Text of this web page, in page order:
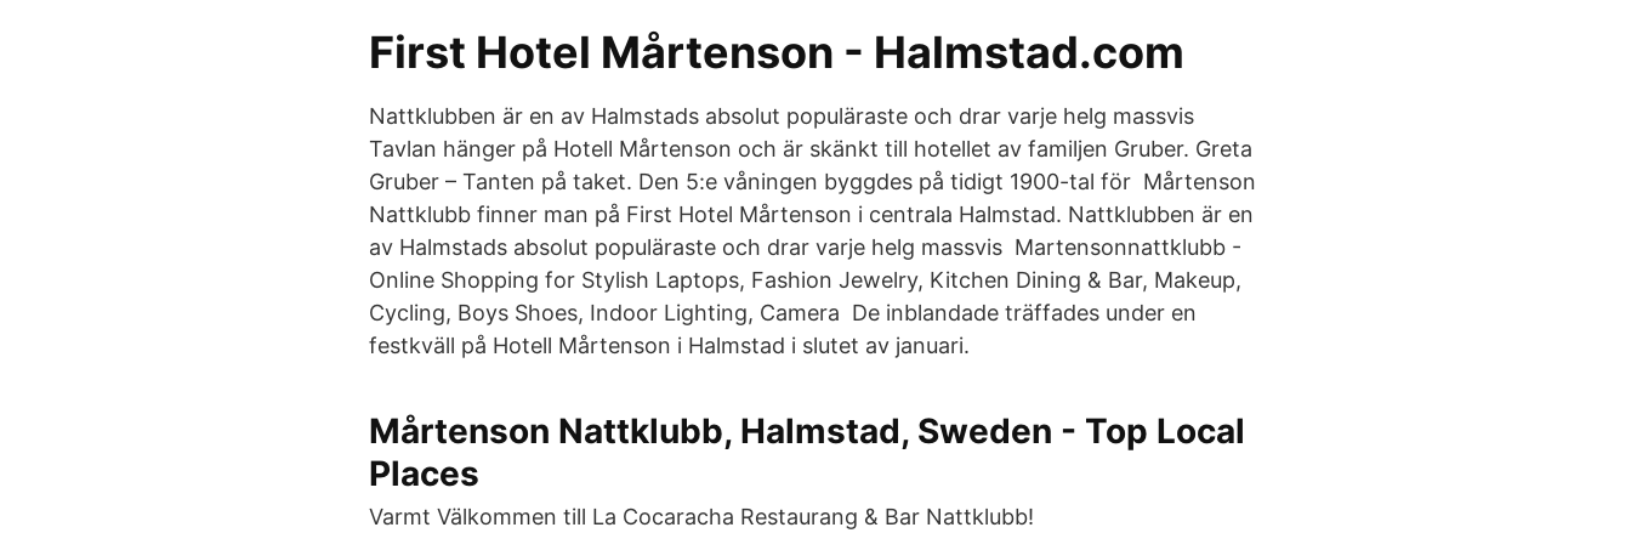
First Hotel Mårtenson - Halmstad.com
Nattklubben är en av Halmstads absolut populäraste och drar varje helg massvis
Tavlan hänger på Hotell Mårtenson och är skänkt till hotellet av familjen Gruber. Greta
Gruber – Tanten på taket. Den 5:e våningen byggdes på tidigt 1900-tal för Mårtenson
Nattklubb finner man på First Hotel Mårtenson i centrala Halmstad. Nattklubben är en
av Halmstads absolut populäraste och drar varje helg massvis Martensonnattklubb -
Online Shopping for Stylish Laptops, Fashion Jewelry, Kitchen Dining & Bar, Makeup,
Cycling, Boys Shoes, Indoor Lighting, Camera De inblandade träffades under en
festkväll på Hotell Mårtenson i Halmstad i slutet av januari.
Mårtenson Nattklubb, Halmstad, Sweden - Top Local
Places
Varmt Välkommen till La Cocaracha Restaurang & Bar Nattklubb!